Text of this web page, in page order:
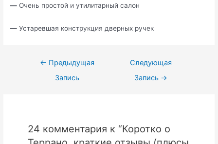
— Очень простой и утилитарный салон
— Устаревшая конструкция дверных ручек
Навигация
← Предыдущая
Запись
Следующая
Запись →
24 комментария к “Коротко о